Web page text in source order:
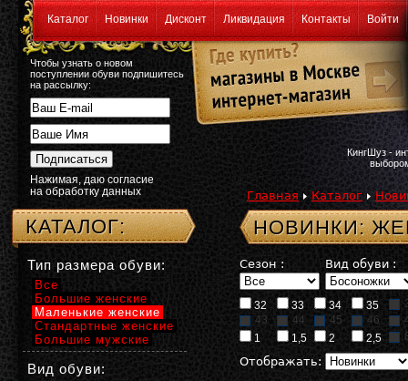
Каталог Новинки Дисконт Ликвидация Контакты Войти
Чтобы узнать о новом
поступлении обуви подпишитесь
на рассылку:
Нажимая, даю согласие
на обработку данных
КингШуз -
Главная Каталог
НОВИНКИ:
Сезон : Вид обуви :
32 33 34 35
43
44 45 46
1
1,5 2 2,5
Отображать:
КАТАЛОГ:
Тип размера обуви:
Все
Большие женские
Маленькие женские
Стандартные женские
Большие мужские
Вид обуви: